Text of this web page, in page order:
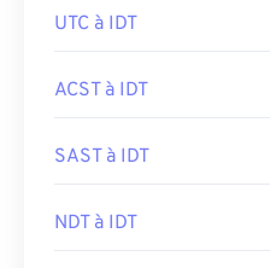
UTC à IDT
ACST à IDT
SAST à IDT
NDT à IDT